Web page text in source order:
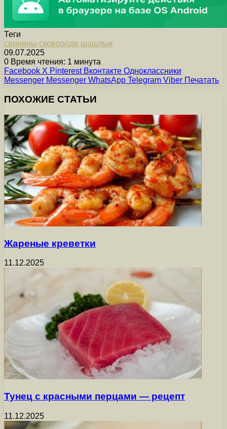
Теги
свинины сковороде шашлык
09.07.2025
0 Время чтения: 1 минута
Facebook X Pinterest Вконтакте Одноклассники
Messenger Messenger WhatsApp Telegram Viber Печатать
ПОХОЖИЕ СТАТЬИ
Жареные креветки
11.12.2025
Тунец с красными перцами — рецепт
11.12.2025